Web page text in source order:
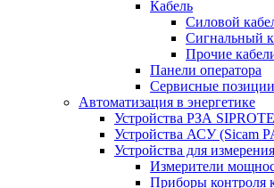
Кабель
Силовой
Сигнальный
Прочие
Панели оператора
Сервисные позиции
Автоматизация в энергетике
Устройства РЗА
Устройства АСУ (Sicam
Устройства для
Измерители
Приборы контроля